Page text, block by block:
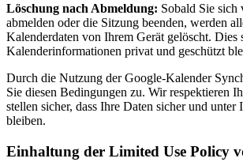
Löschung nach Abmeldung: Sobald Sie
abmelden oder die Sitzung beenden, werden
Kalenderdaten von Ihrem Gerät gelöscht. Dies
Kalenderinformationen privat und geschützt
Durch die Nutzung der Google-Kalender
Sie diesen Bedingungen zu. Wir respektieren
stellen sicher, dass Ihre Daten sicher und
bleiben.
Einhaltung der Limited Use Policy